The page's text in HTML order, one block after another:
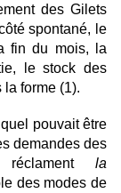
des Gilets
spontané, le
fin du mois, la
le stock des
forme (1).
pouvait être
demandes des
la
des modes de